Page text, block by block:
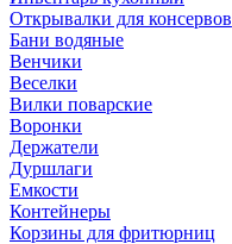
Открывалки для консервов
Бани водяные
Венчики
Веселки
Вилки поварские
Воронки
Держатели
Дуршлаги
Емкости
Контейнеры
Корзины для фритюрниц